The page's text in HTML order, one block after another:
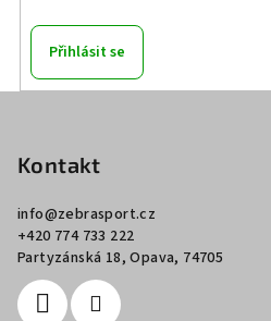
Přihlásit se
Kontakt
info@zebrasport.cz
+420 774 733 222
Partyzánská 18, Opava, 74705